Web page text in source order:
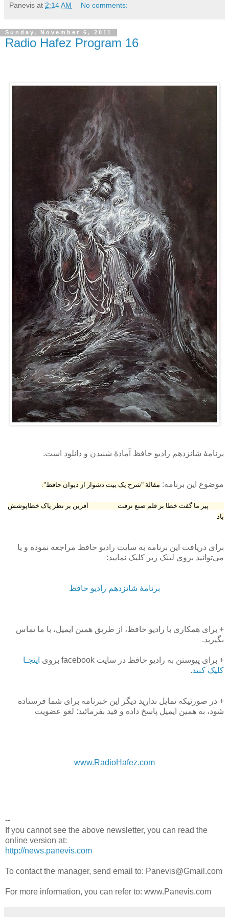
Panevis at 2:14 AM No comments:
Sunday, November 6, 2011
Radio Hafez Program 16
برنامهٔ شانزدهم رادیو حافظ آمادهٔ شنیدن و دانلود است.
موضوع این برنامه: مقالهٔ "شرح یک بیت دشوار از دیوان حافظ":
پیر ما گفت خطا بر قلم صنع نرفت آفرین بر نظر پاک خطاپوشش
باد
برای دریافت این برنامه به سایت رادیو حافظ مراجعه نموده و یا
می‌توانید بروی لینک زیر کلیک نمایید:
برنامهٔ شانزدهم رادیو حافظ
+ برای همکاری با رادیو حافظ، از طریق همین ایمیل، با ما تماس
بگیرید.
+ برای پیوستن به رادیو حافظ در سایت facebook بروی
اینجـا
کلیک کنید.
+ در صورتیکه تمایل ندارید دیگر این خبرنامه برای شما فرستاده
شود، به همین ایمیل پاسخ داده و قید بفرمائید: لغو عضویت
www.RadioHafez.com
--
If you cannot see the above newsletter, you can read the
online version at:
http://news.panevis.com
To contact the manager, send email to: Panevis@Gmail.com
For more information, you can refer to: www.Panevis.com